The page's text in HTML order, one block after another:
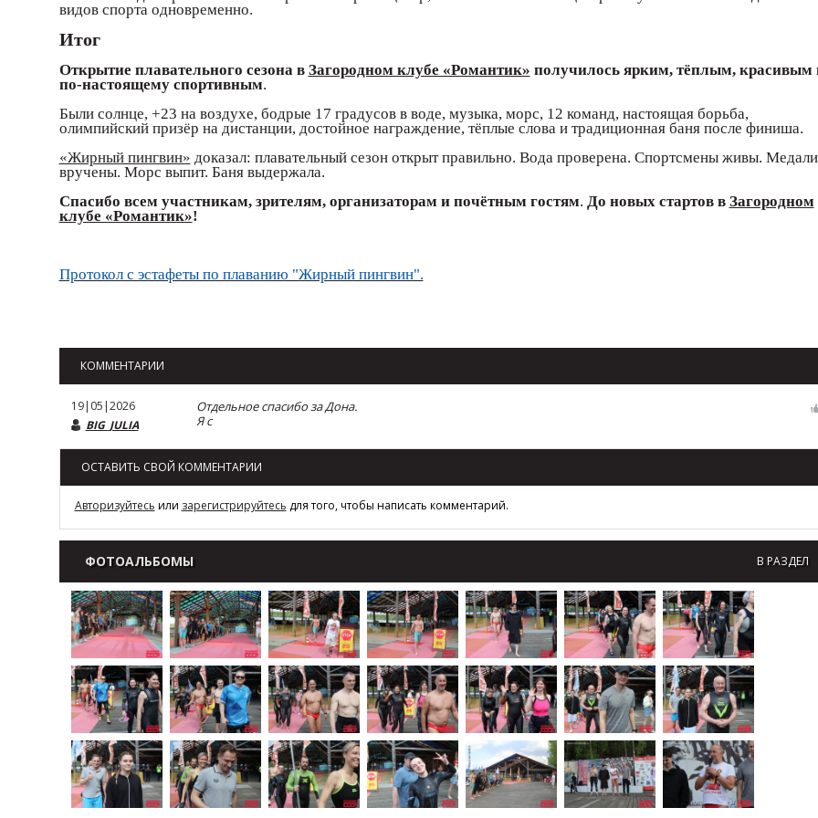
видов спорта одновременно.
Итог
Открытие плавательного сезона в Загородном клубе «Романтик» получилось ярким, тёплым, красивым
по-настоящему спортивным.
Были солнце, +23 на воздухе, бодрые 17 градусов в воде, музыка, морс, 12 команд, настоящая борьба,
олимпийский призёр на дистанции, достойное награждение, тёплые слова и традиционная баня после финиша.
«Жирный пингвин» доказал: плавательный сезон открыт правильно. Вода проверена. Спортсмены живы. Медали
вручены. Морс выпит. Баня выдержала.
Спасибо всем участникам, зрителям, организаторам и почётным гостям. До новых стартов в Загородном
клубе «Романтик»!
Протокол с эстафеты по плаванию "Жирный пингвин".
КОММЕНТАРИИ
19|05|2026
BIG_JULIA
Отдельное спасибо за Дона.
Я с
ОСТАВИТЬ СВОЙ КОММЕНТАРИИ
Авторизуйтесь или зарегистрируйтесь для того, чтобы написать комментарий.
ФОТОАЛЬБОМЫ В РАЗДЕЛ